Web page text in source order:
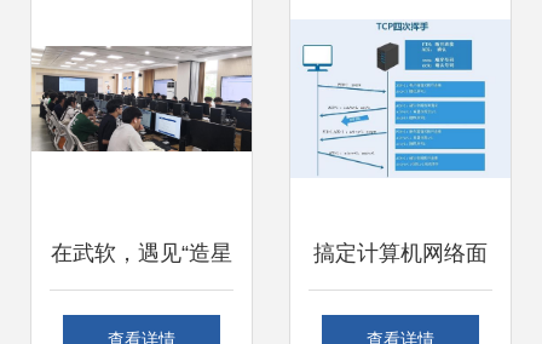
试辅导（2009版）
——计算机网络工
在武软，遇见“造星
星的人” ——记计
查看详情
搞定计算机网络面
试（二） 计算机网
查看详情